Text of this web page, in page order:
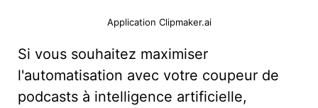
Application Clipmaker.ai
Si vous souhaitez maximiser
l'automatisation avec votre coupeur de
podcasts à intelligence artificielle,